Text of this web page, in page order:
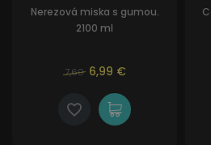
Nerezová miska s gumou.
2100 ml
7,60 6,99 €